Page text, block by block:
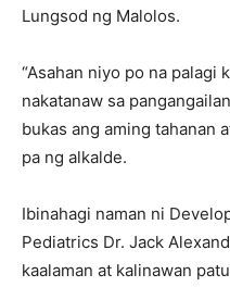
Lungsod ng Malolos.
“Asahan niyo po na palagi
nakatanaw sa
bukas ang aming tahanan
pa ng alkalde.
Ibinahagi naman ni
Pediatrics Dr. Jack
kaalaman at kalinawan